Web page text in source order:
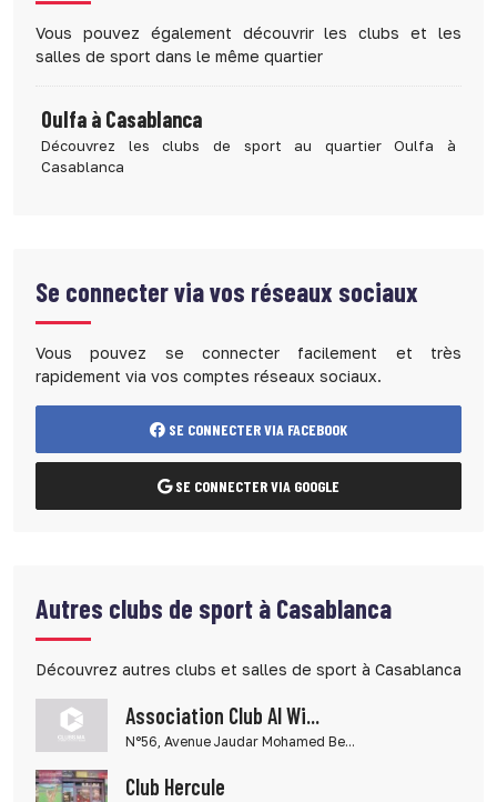
Vous pouvez également découvrir les clubs et les
salles de sport dans le même quartier
Oulfa à Casablanca
Découvrez les clubs de sport au quartier Oulfa à
Casablanca
Se connecter via vos réseaux sociaux
Vous pouvez se connecter facilement et très
rapidement via vos comptes réseaux sociaux.
SE CONNECTER VIA FACEBOOK
SE CONNECTER VIA GOOGLE
Autres clubs de sport à Casablanca
Découvrez autres clubs et salles de sport à Casablanca
Association Club Al Wi...
N°56, Avenue Jaudar Mohamed Be...
Club Hercule